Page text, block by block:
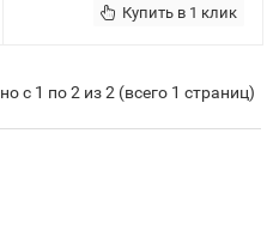
Купить в 1 клик
с 1 по 2 из 2 (всего 1 страниц)